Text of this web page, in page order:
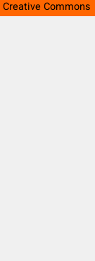
Creative Commons